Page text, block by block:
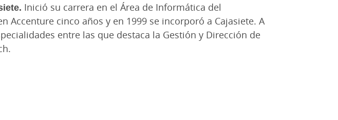
Inició su carrera en el Área de Informática del
Accenture cinco años y en 1999 se incorporó a Cajasiete. A
entre las que destaca la Gestión y Dirección de